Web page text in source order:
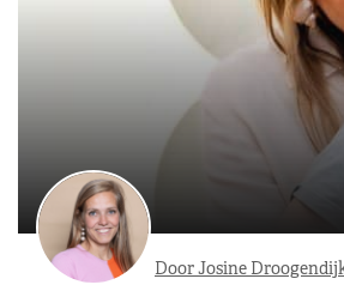
Door Josine